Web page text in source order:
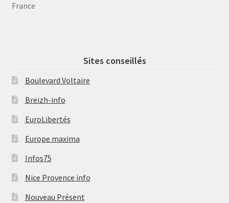
France
Sites conseillés
Boulevard Voltaire
Breizh-info
EuroLibertés
Europe maxima
Infos75
Nice Provence info
Nouveau Présent